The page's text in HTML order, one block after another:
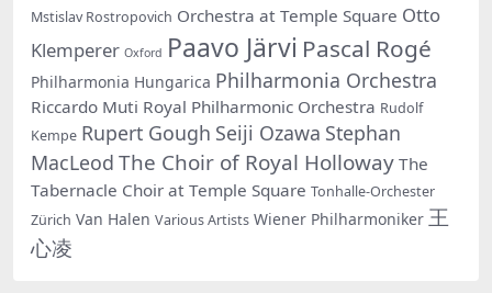
Mstislav Rostropovich Orchestra at Temple Square Otto
Klemperer Oxford Paavo Järvi Pascal Rogé
Philharmonia Hungarica Philharmonia Orchestra
Riccardo Muti Royal Philharmonic Orchestra Rudolf
Kempe Rupert Gough Seiji Ozawa Stephan
MacLeod The Choir of Royal Holloway The
Tabernacle Choir at Temple Square Tonhalle-Orchester
Zürich Van Halen Various Artists Wiener Philharmoniker 王
心凌